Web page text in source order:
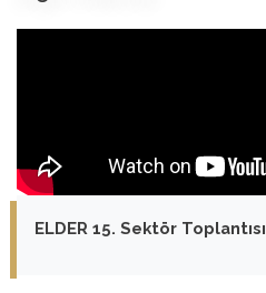
ELDER 15. Sektör Toplantısı